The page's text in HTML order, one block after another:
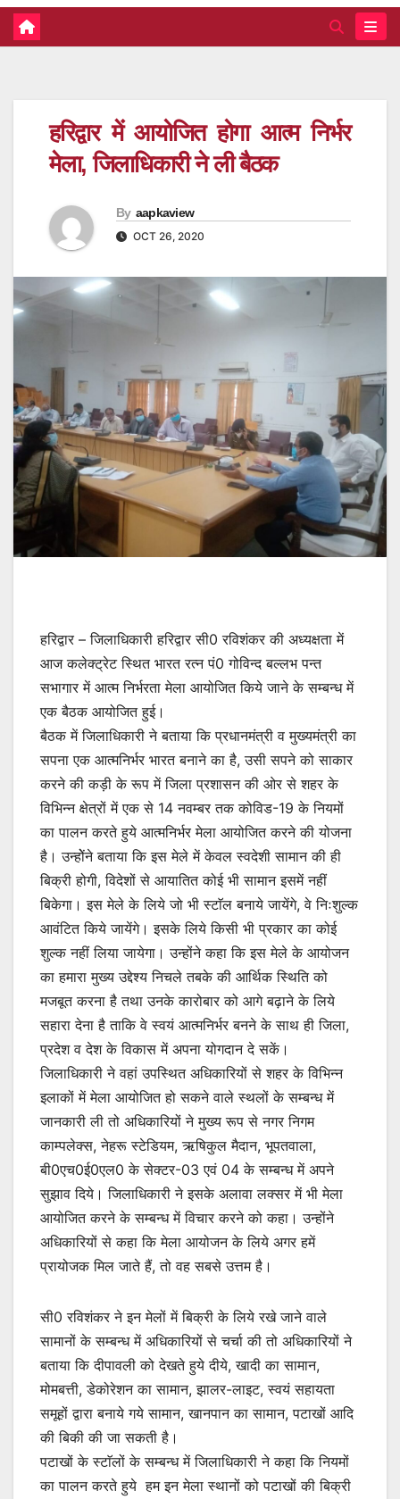
हरिद्वार में आयोजित होगा आत्म निर्भर
मेला, जिलाधिकारी ने ली बैठक
By aapkaview
OCT 26, 2020
हरिद्वार – जिलाधिकारी हरिद्वार सी0 रविशंकर की अध्यक्षता में
आज कलेक्ट्रेट स्थित भारत रत्न पं0 गोविन्द बल्लभ पन्त
सभागार में आत्म निर्भरता मेला आयोजित किये जाने के सम्बन्ध में
एक बैठक आयोजित हुई।
बैठक में जिलाधिकारी ने बताया कि प्रधानमंत्री व मुख्यमंत्री का
सपना एक आत्मनिर्भर भारत बनाने का है, उसी सपने को साकार
करने की कड़ी के रूप में जिला प्रशासन की ओर से शहर के
विभिन्न क्षेत्रों में एक से 14 नवम्बर तक कोविड-19 के नियमों
का पालन करते हुये आत्मनिर्भर मेला आयोजित करने की योजना
है। उन्होेंने बताया कि इस मेले में केवल स्वदेशी सामान की ही
बिक्री होगी, विदेशों से आयातित कोई भी सामान इसमें नहीं
बिकेगा। इस मेले के लिये जो भी स्टाॅल बनाये जायेंगे, वे निःशुल्क
आवंटित किये जायेंगे। इसके लिये किसी भी प्रकार का कोई
शुल्क नहीं लिया जायेगा। उन्होंने कहा कि इस मेले के आयोजन
का हमारा मुख्य उद्देश्य निचले तबके की आर्थिक स्थिति को
मजबूत करना है तथा उनके कारोबार को आगे बढ़ाने के लिये
सहारा देना है ताकि वे स्वयं आत्मनिर्भर बनने के साथ ही जिला,
प्रदेश व देश के विकास में अपना योगदान दे सकें।
जिलाधिकारी ने वहां उपस्थित अधिकारियों से शहर के विभिन्न
इलाकों में मेला आयोजित हो सकने वाले स्थलों के सम्बन्ध में
जानकारी ली तो अधिकारियों ने मुख्य रूप से नगर निगम
काम्पलेक्स, नेहरू स्टेडियम, ऋषिकुल मैदान, भूपतवाला,
बी0एच0ई0एल0 के सेक्टर-03 एवं 04 के सम्बन्ध में अपने
सुझाव दिये। जिलाधिकारी ने इसके अलावा लक्सर में भी मेला
आयोजित करने के सम्बन्ध में विचार करने को कहा। उन्होंने
अधिकारियों से कहा कि मेला आयोजन के लिये अगर हमें
प्रायोजक मिल जाते हैं, तो वह सबसे उत्तम है।
सी0 रविशंकर ने इन मेलों में बिक्री के लिये रखे जाने वाले
सामानों के सम्बन्ध में अधिकारियों से चर्चा की तो अधिकारियों ने
बताया कि दीपावली को देखते हुये दीये, खादी का सामान,
मोमबत्ती, डेकोरेशन का सामान, झालर-लाइट, स्वयं सहायता
समूहों द्वारा बनाये गये सामान, खानपान का सामान, पटाखों आदि
की बिकी की जा सकती है।
पटाखों के स्टाॅलों के सम्बन्ध में जिलाधिकारी ने कहा कि नियमों
का पालन करते हुये हम इन मेला स्थानों को पटाखों की बिक्री